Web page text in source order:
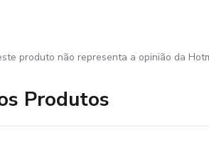
produto não representa a opinião da
Produtos